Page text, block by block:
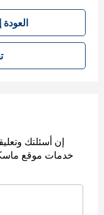
تحديث الصفحة
إن أسئلتك
خدمات موقع